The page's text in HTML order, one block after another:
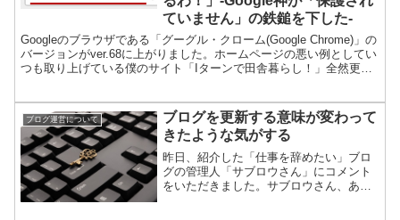
ていません」の鉄鎚を下した-
Googleのブラウザである「グーグル・クローム(Google Chrome)」の
バージョンがver.68に上がりました。ホームページの悪い例としてい
つも取り上げている僕のサイト「Iターンで田舎暮らし！」全然更新
ブログ運営について
ブログを更新する意味が変わって
きたような気がする
昨日、紹介した「仕事を辞めたい」ブロ
グの管理人「サブロウさん」にコメント
をいただきました。サブロウさん、あり